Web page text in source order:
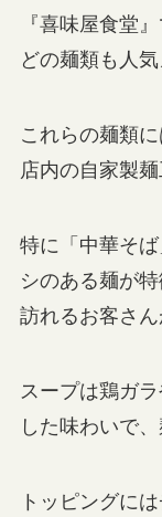
『喜味屋食堂
どの麺類も人
これらの麺類
店内の自家製
特に「中華そ
シのある麺が
訪れるお客さん
スープは鶏ガ
した味わいで
トッピングに